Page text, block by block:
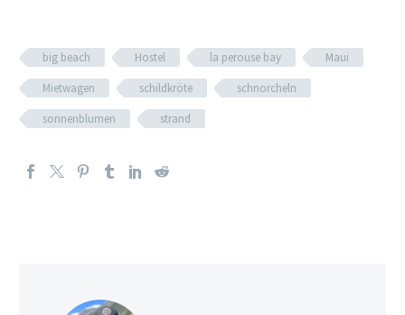
big beach Hostel la perouse bay
Maui
Mietwagen
schildkröte
schnorcheln
sonnenblumen
strand